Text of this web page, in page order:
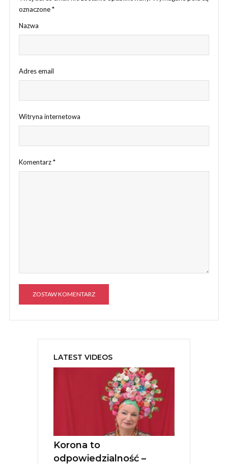
oznaczone*
Nazwa
Adres email
Witryna internetowa
Komentarz*
A
LATEST VIDEOS
Korona to
odpowiedzialność –